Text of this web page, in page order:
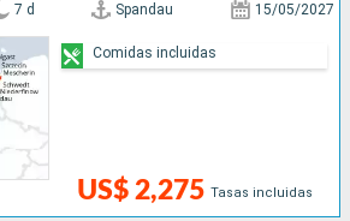
7 d Spandau 15/05/2027
US$ 2,275 Tasas incluidas
Comidas incluidas